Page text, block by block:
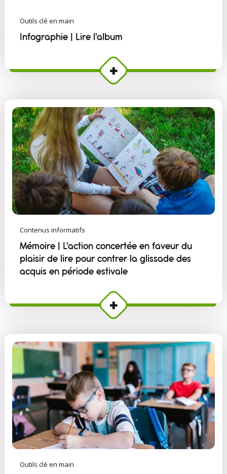
Outils clé en main
Infographie | Lire l'album
Contenus informatifs
Mémoire | L'action concertée en faveur du
plaisir de lire pour contrer la glissade des
acquis en période estivale
Outils clé en main